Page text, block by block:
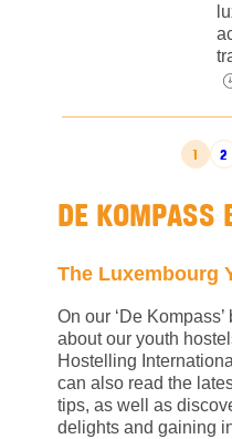
POSTS 1 2
DE KOMPASS
The Luxembourg
On our ‘De
about our youth
Hostelling
can also read the
tips, as well as
delights and gaining